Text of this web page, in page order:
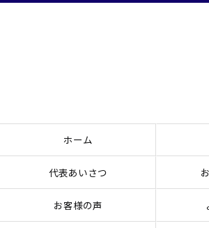
ホーム
代表あいさつ
お客様の声